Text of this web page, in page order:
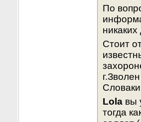
По
никаких
Стоит
Lola вы
тогда